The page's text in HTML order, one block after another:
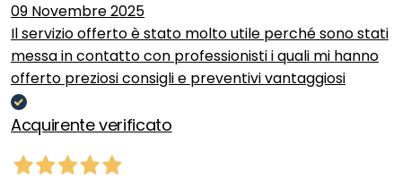
09 Novembre 2025
Il servizio offerto è stato molto utile perché sono stati
messa in contatto con professionisti i quali mi hanno
offerto preziosi consigli e preventivi vantaggiosi
Acquirente verificato